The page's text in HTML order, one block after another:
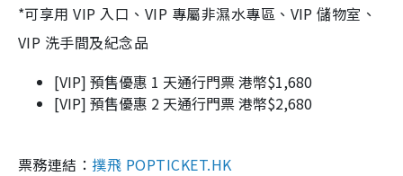
*可享用 VIP 入口、VIP 專屬非濕水專區、VIP 儲物室、
VIP 洗手間及紀念品
[VIP] 預售優惠 1 天通行門票 港幣$1,680
[VIP] 預售優惠 2 天通行門票 港幣$2,680
票務連結： 撲飛 POPTICKET.HK